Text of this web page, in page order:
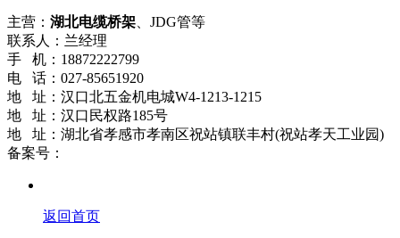
主营： 湖北电缆桥架 、JDG管等
联系人：兰经理
手 机：18872222799
电 话：027-85651920
地 址：汉口北五金机电城W4-1213-1215
地 址：汉口民权路185号
地 址：湖北省孝感市孝南区祝站镇联丰村(祝站孝天工业园)
备案号：
返回首页